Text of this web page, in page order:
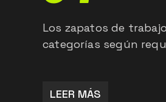
Los zapatos de
categorías según
LEER MÁS